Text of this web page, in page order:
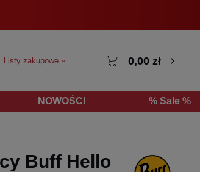
Listy zakupowe 0,00 zł
NOWOŚCI % Sale %
Buff Hello